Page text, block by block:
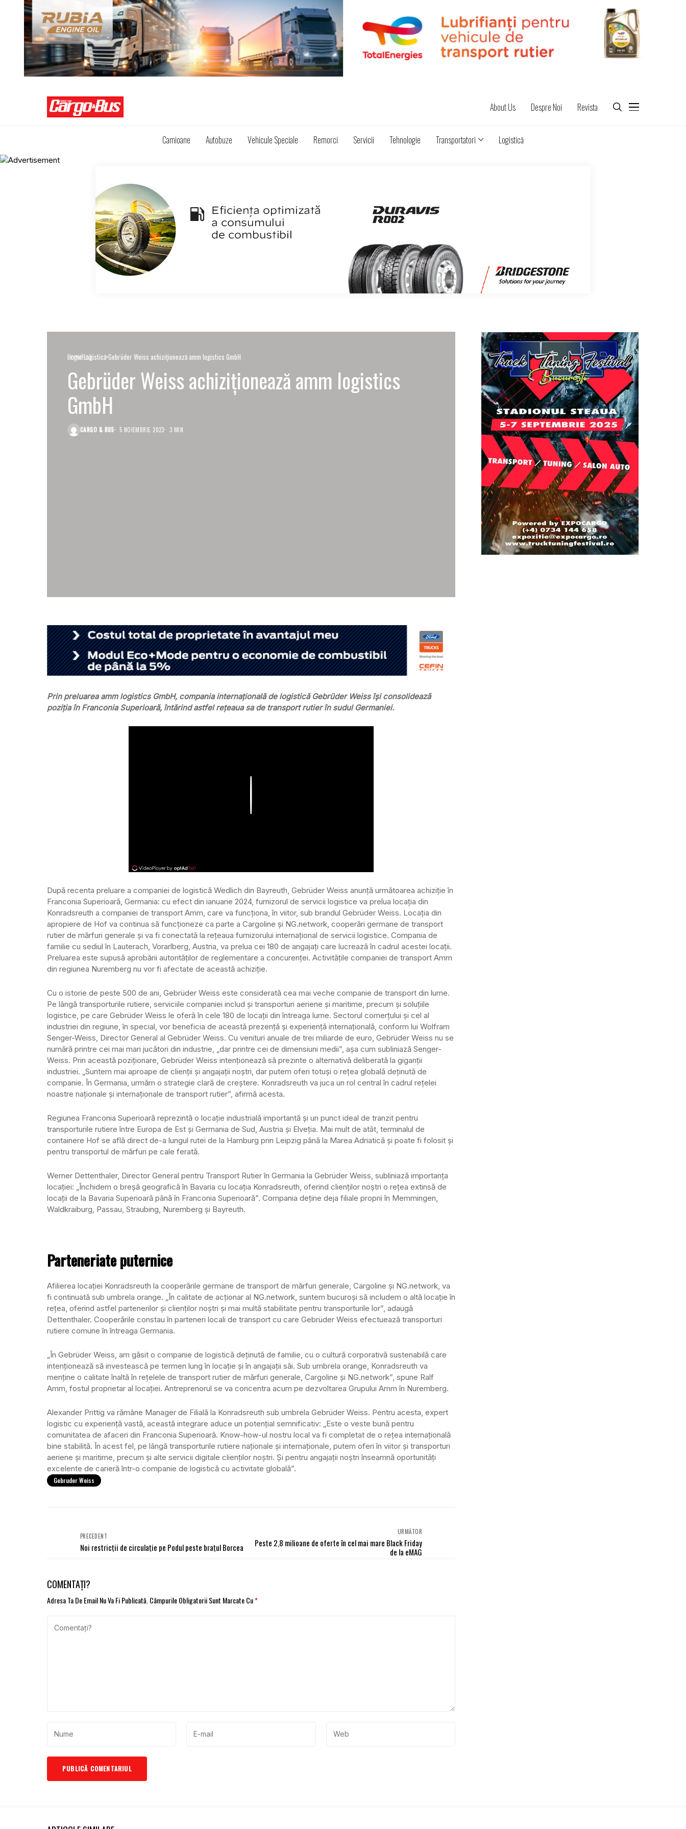
About Us Despre Noi Revista
Camioane Autobuze Vehicule Speciale Remorci Servicii Tehnologie Transportatori Logistică
Home Logistică Gebrüder Weiss achiziționează amm logistics GmbH
Logistică
Gebrüder Weiss achiziționează amm logistics
GmbH
CARGO & BUS 5 NOIEMBRIE 2023 3 MIN.
Prin preluarea amm logistics GmbH, compania internațională de logistică Gebrüder Weiss își consolidează
poziția în Franconia Superioară, întărind astfel rețeaua sa de transport rutier în sudul Germaniei.
După recenta preluare a companiei de logistică Wedlich din Bayreuth, Gebrüder Weiss anunță următoarea achiziție în
Franconia Superioară, Germania: cu efect din ianuarie 2024, furnizorul de servicii logistice va prelua locația din
Konradsreuth a companiei de transport Amm, care va funcționa, în viitor, sub brandul Gebrüder Weiss. Locația din
apropiere de Hof va continua să funcționeze ca parte a Cargoline și NG.network, cooperări germane de transport
rutier de mărfuri generale și va fi conectată la rețeaua furnizorului internațional de servicii logistice. Compania de
familie cu sediul în Lauterach, Vorarlberg, Austria, va prelua cei 180 de angajați care lucrează în cadrul acestei locații.
Preluarea este supusă aprobării autorităților de reglementare a concurenței. Activitățile companiei de transport Amm
din regiunea Nuremberg nu vor fi afectate de această achiziție.
Cu o istorie de peste 500 de ani, Gebrüder Weiss este considerată cea mai veche companie de transport din lume.
Pe lângă transporturile rutiere, serviciile companiei includ și transporturi aeriene și maritime, precum și soluțiile
logistice, pe care Gebrüder Weiss le oferă în cele 180 de locații din întreaga lume. Sectorul comerțului și cel al
industriei din regiune, în special, vor beneficia de această prezență și experiență internațională, conform lui Wolfram
Senger-Weiss, Director General al Gebrüder Weiss. Cu venituri anuale de trei miliarde de euro, Gebrüder Weiss nu se
numără printre cei mai mari jucători din industrie, „dar printre cei de dimensiuni medii”, așa cum subliniază Senger-
Weiss. Prin această poziționare, Gebrüder Weiss intenționează să prezinte o alternativă deliberată la giganții
industriei. „Suntem mai aproape de clienții și angajații noștri, dar putem oferi totuși o rețea globală deținută de
companie. În Germania, urmăm o strategie clară de creștere. Konradsreuth va juca un rol central în cadrul rețelei
noastre naționale și internaționale de transport rutier”, afirmă acesta.
Regiunea Franconia Superioară reprezintă o locație industrială importantă și un punct ideal de tranzit pentru
transporturile rutiere între Europa de Est și Germania de Sud, Austria și Elveția. Mai mult de atât, terminalul de
containere Hof se află direct de-a lungul rutei de la Hamburg prin Leipzig până la Marea Adriatică și poate fi folosit și
pentru transportul de mărfuri pe cale ferată.
Werner Dettenthaler, Director General pentru Transport Rutier în Germania la Gebrüder Weiss, subliniază importanța
locației: „Închidem o breșă geografică în Bavaria cu locația Konradsreuth, oferind clienților noștri o rețea extinsă de
locații de la Bavaria Superioară până în Franconia Superioară”. Compania deține deja filiale proprii în Memmingen,
Waldkraiburg, Passau, Straubing, Nuremberg și Bayreuth.
Parteneriate puternice
Afilierea locației Konradsreuth la cooperările germane de transport de mărfuri generale, Cargoline și NG.network, va
fi continuată sub umbrela orange. „În calitate de acționar al NG.network, suntem bucuroși să includem o altă locație în
rețea, oferind astfel partenerilor și clienților noștri și mai multă stabilitate pentru transporturile lor”, adaugă
Dettenthaler. Cooperările constau în parteneri locali de transport cu care Gebrüder Weiss efectuează transporturi
rutiere comune în întreaga Germania.
„În Gebrüder Weiss, am găsit o companie de logistică deținută de familie, cu o cultură corporativă sustenabilă care
intenționează să investească pe termen lung în locație și în angajații săi. Sub umbrela orange, Konradsreuth va
menține o calitate înaltă în rețelele de transport rutier de mărfuri generale, Cargoline și NG.network”, spune Ralf
Amm, fostul proprietar al locației. Antreprenorul se va concentra acum pe dezvoltarea Grupului Amm în Nuremberg.
Alexander Prittig va rămâne Manager de Filială la Konradsreuth sub umbrela Gebrüder Weiss. Pentru acesta, expert
logistic cu experiență vastă, această integrare aduce un potențial semnificativ: „Este o veste bună pentru
comunitatea de afaceri din Franconia Superioară. Know-how-ul nostru local va fi completat de o rețea internațională
bine stabilită. În acest fel, pe lângă transporturile rutiere naționale și internaționale, putem oferi în viitor și transporturi
aeriene și maritime, precum și alte servicii digitale clienților noștri. Și pentru angajații noștri înseamnă oportunități
excelente de carieră într-o companie de logistică cu activitate globală”.
Gebruder Weiss
PRECEDENT
Noi restricții de circulație pe Podul peste brațul Borcea
URMĂTOR
Peste 2,8 milioane de oferte în cel mai mare Black Friday
de la eMAG
COMENTAȚI?
Adresa Ta De Email Nu Va Fi Publicată. Câmpurile Obligatorii Sunt Marcate Cu*